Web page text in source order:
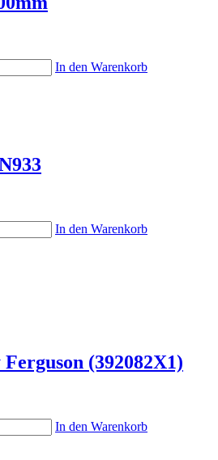
In den Warenkorb
In den Warenkorb
(392082X1)
In den Warenkorb